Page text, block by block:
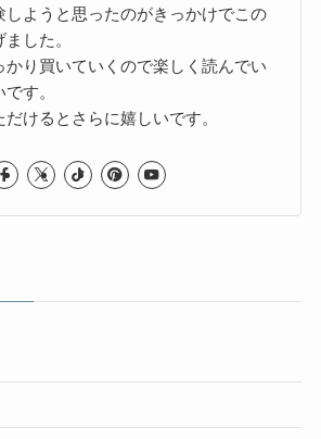
しようと思ったのがきっかけでこの
した。
かり買いていくので楽しく読んでい
す。
けるとさらに嬉しいです。